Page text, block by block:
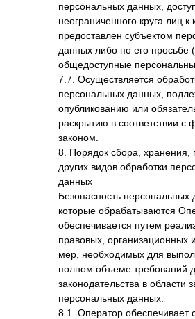
персональных данных,
неограниченного круга лиц к
предоставлен субъектом
данных либо по его
общедоступные
7.7. Осуществляется
персональных данных,
опубликованию или
раскрытию в соответствии с
законом.
8. Порядок сбора, хранения,
других видов обработки
данных
Безопасность персональных
которые обрабатываются
обеспечивается путем
правовых, организационных
мер, необходимых для
полном объеме требований
законодательства в области
персональных данных.
8.1. Оператор обеспечивает